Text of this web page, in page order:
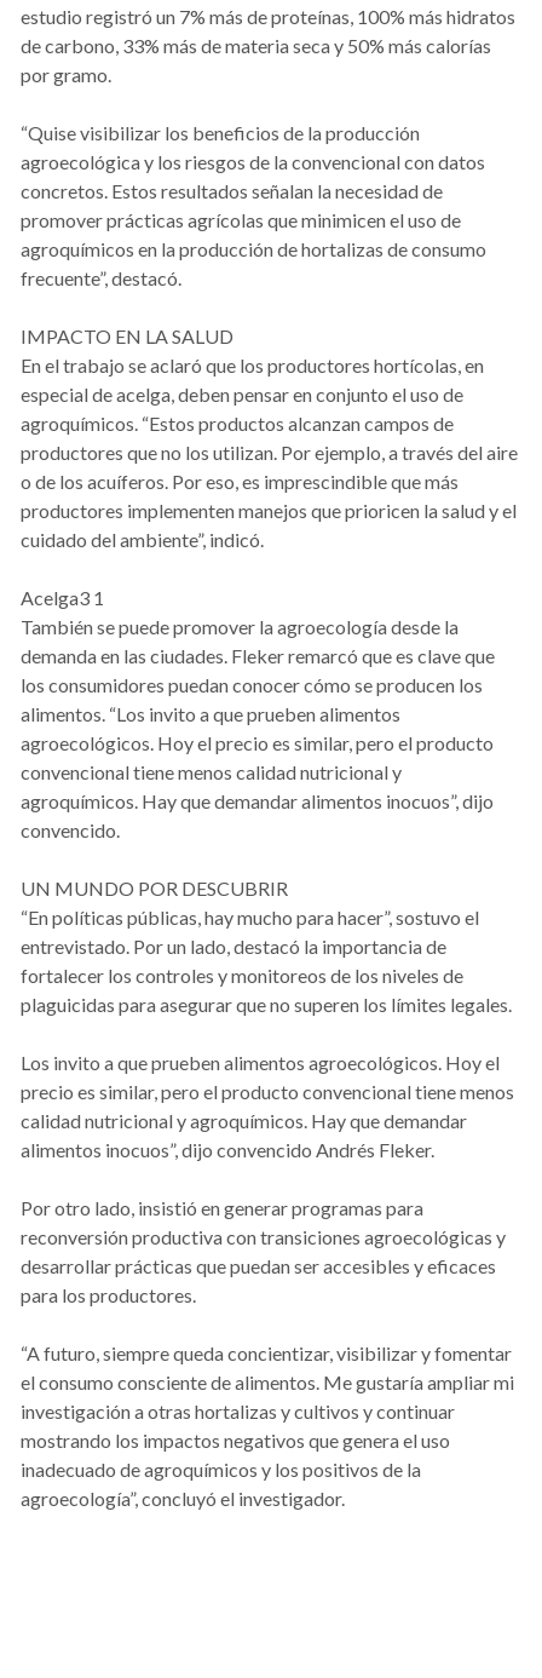
estudio registró un 7% más de proteínas, 100% más hidratos
de carbono, 33% más de materia seca y 50% más calorías
por gramo.
“Quise visibilizar los beneficios de la producción
agroecológica y los riesgos de la convencional con datos
concretos. Estos resultados señalan la necesidad de
promover prácticas agrícolas que minimicen el uso de
agroquímicos en la producción de hortalizas de consumo
frecuente”, destacó.
IMPACTO EN LA SALUD
En el trabajo se aclaró que los productores hortícolas, en
especial de acelga, deben pensar en conjunto el uso de
agroquímicos. “Estos productos alcanzan campos de
productores que no los utilizan. Por ejemplo, a través del aire
o de los acuíferos. Por eso, es imprescindible que más
productores implementen manejos que prioricen la salud y el
cuidado del ambiente”, indicó.
Acelga3 1
También se puede promover la agroecología desde la
demanda en las ciudades. Fleker remarcó que es clave que
los consumidores puedan conocer cómo se producen los
alimentos. “Los invito a que prueben alimentos
agroecológicos. Hoy el precio es similar, pero el producto
convencional tiene menos calidad nutricional y
agroquímicos. Hay que demandar alimentos inocuos”, dijo
convencido.
UN MUNDO POR DESCUBRIR
“En políticas públicas, hay mucho para hacer”, sostuvo el
entrevistado. Por un lado, destacó la importancia de
fortalecer los controles y monitoreos de los niveles de
plaguicidas para asegurar que no superen los límites legales.
Los invito a que prueben alimentos agroecológicos. Hoy el
precio es similar, pero el producto convencional tiene menos
calidad nutricional y agroquímicos. Hay que demandar
alimentos inocuos”, dijo convencido Andrés Fleker.
Por otro lado, insistió en generar programas para
reconversión productiva con transiciones agroecológicas y
desarrollar prácticas que puedan ser accesibles y eficaces
para los productores.
“A futuro, siempre queda concientizar, visibilizar y fomentar
el consumo consciente de alimentos. Me gustaría ampliar mi
investigación a otras hortalizas y cultivos y continuar
mostrando los impactos negativos que genera el uso
inadecuado de agroquímicos y los positivos de la
agroecología”, concluyó el investigador.